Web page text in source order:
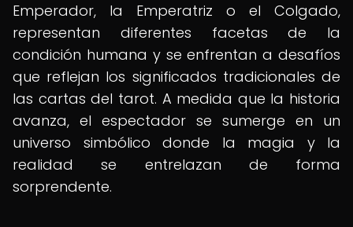
Emperador, la Emperatriz o el Colgado,
representan diferentes facetas de la
condición humana y se enfrentan a desafíos
que reflejan los significados tradicionales de
las cartas del tarot. A medida que la historia
avanza, el espectador se sumerge en un
universo simbólico donde la magia y la
realidad se entrelazan de forma
sorprendente.